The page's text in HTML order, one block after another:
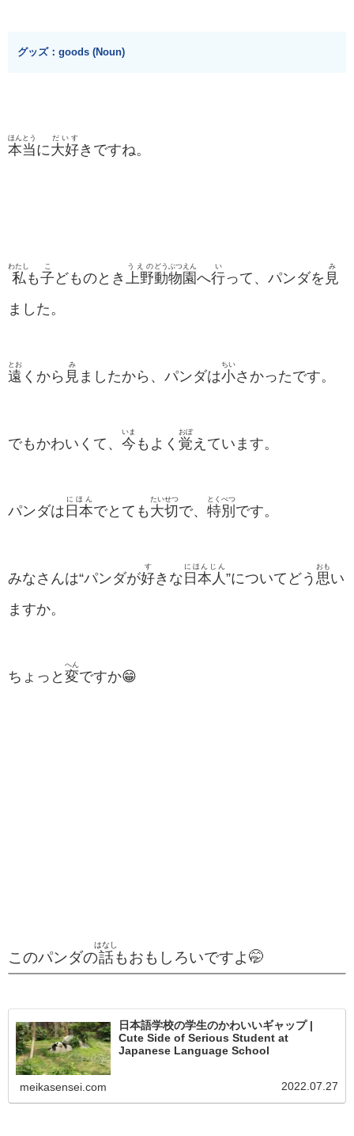
グッズ：goods (Noun)
本当
ほんとう
に大好
だいす
きですね。
私
わたし
も子
こ
どものとき 上野
うえの
動物園
どうぶつえん
へ行
い
って、パンダを 見
み
ました。
遠
とお
くから 見
み
ましたから、パンダは小
ちい
さかったです。
でもかわいくて、 今
いま
もよく 覚
おぼ
えています。
パンダは 日本
にほん
でとても 大切
たいせつ
で、 特別
とくべつ
です。
みなさんは“パンダが好
す
きな 日本人
にほんじん
”についてどう 思
おも
い
ますか。
ちょっと 変
へん
ですか😁
このパンダの話
はなし
もおもしろいですよ🤭
日本語学校の学生のかわいいギャップ |
Cute Side of Serious Student at
Japanese Language School
meikasensei.com 2022.07.27